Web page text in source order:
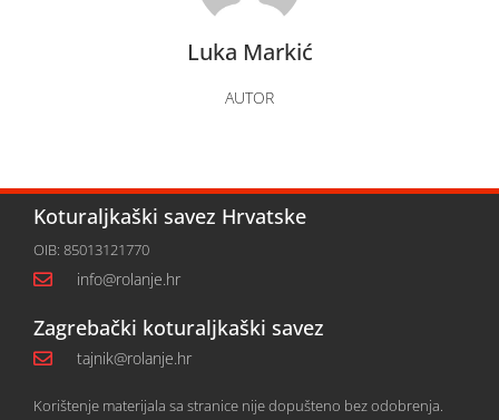
Luka Markić
AUTOR
Koturaljkaški savez Hrvatske
OIB: 85013121770
info@rolanje.hr
Zagrebački koturaljkaški savez
tajnik@rolanje.hr
Korištenje materijala sa stranice nije dopušteno bez odobrenja.